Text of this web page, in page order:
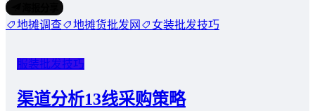
地摊调查 地摊货批发网 女装批发技巧
服装批发技巧
渠道分析13线采购策略